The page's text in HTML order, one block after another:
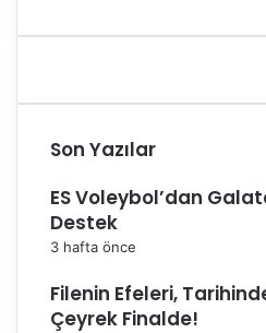
Son Yazılar
ES Voleybol’dan
Destek
3 hafta önce
Filenin Efeleri,
Çeyrek Finalde!